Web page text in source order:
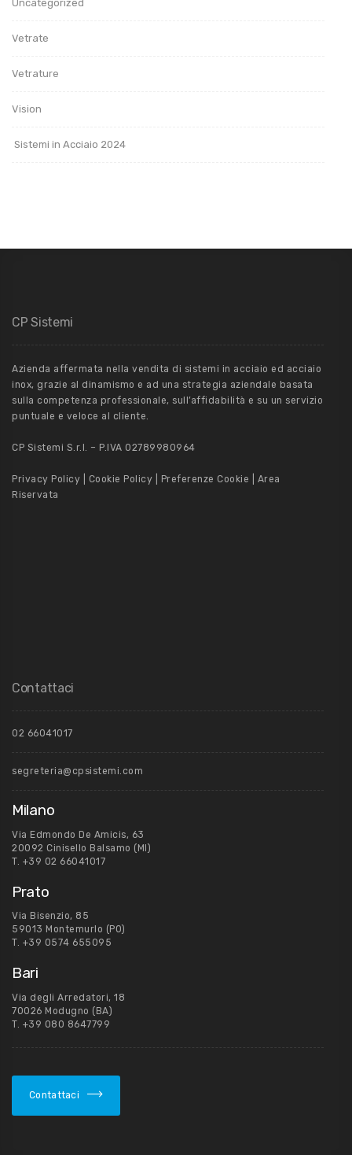
Uncategorized
Vetrate
Vetrature
Vision
Sistemi in Acciaio 2024
CP Sistemi
Azienda affermata nella vendita di sistemi in acciaio ed acciaio
inox, grazie al dinamismo e ad una strategia aziendale basata
sulla competenza professionale, sull’affidabilità e su un servizio
puntuale e veloce al cliente.
CP Sistemi S.r.l. – P.IVA 02789980964
Privacy Policy Cookie Policy Preferenze Cookie
Area
Riservata
Contattaci
02 66041017
segreteria@cpsistemi.com
Milano
Via Edmondo De Amicis, 63
20092 Cinisello Balsamo (MI)
T. +39 02 66041017
Prato
Via Bisenzio, 85
59013 Montemurlo (PO)
T. +39 0574 655095
Bari
Via degli Arredatori, 18
70026 Modugno (BA)
T. +39 080 8647799
Contattaci